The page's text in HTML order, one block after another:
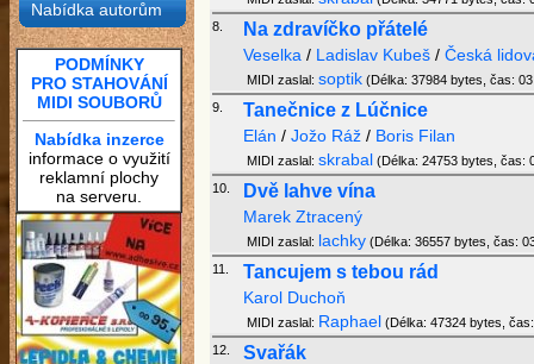
Nabídka autorům
PODMÍNKY
PRO STAHOVÁNÍ
MIDI SOUBORŮ
Nabídka inzerce
informace o využití
reklamní plochy
na serveru.
8.
Na zdravíčko přátelé
Veselka / Ladislav Kubeš / Česká
MIDI zaslal: soptik (Délka: 37984 bytes, čas:
9.
Tanečnice z Lúčnice
Elán / Jožo Ráž / Boris Filan
MIDI zaslal: skrabal (Délka: 24753 bytes, čas:
10.
Dvě lahve vína
Marek Ztracený
MIDI zaslal: lachky (Délka: 36557 bytes, čas:
11.
Tancujem s tebou rád
Karol Duchoň
MIDI zaslal: Raphael (Délka: 47324 bytes,
12.
Svařák